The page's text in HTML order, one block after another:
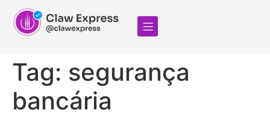
Tag: segurança
bancária